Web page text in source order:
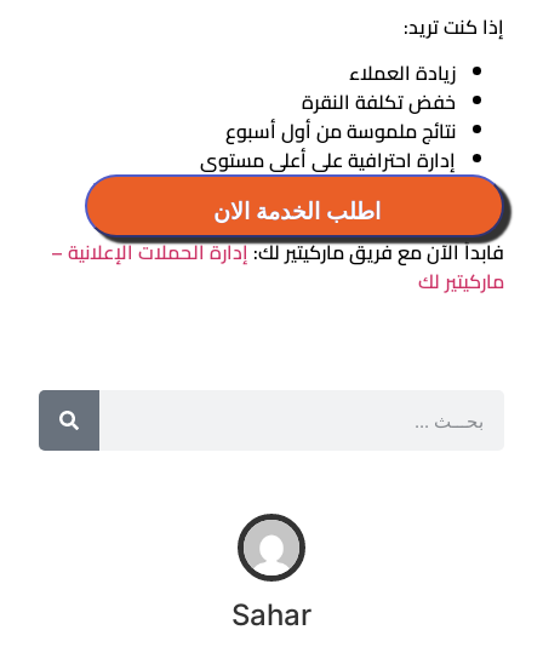
إذا كنت تريد:
زيادة العملاء
خفض تكلفة النقرة
نتائج ملموسة من أول أسبوع
إدارة احترافية على أعلى مستوى
اطلب الخدمة الان
فابدأ الآن مع فريق ماركيتير لك:إدارة الحملات الإعلانية –
ماركيتير لك
Sahar